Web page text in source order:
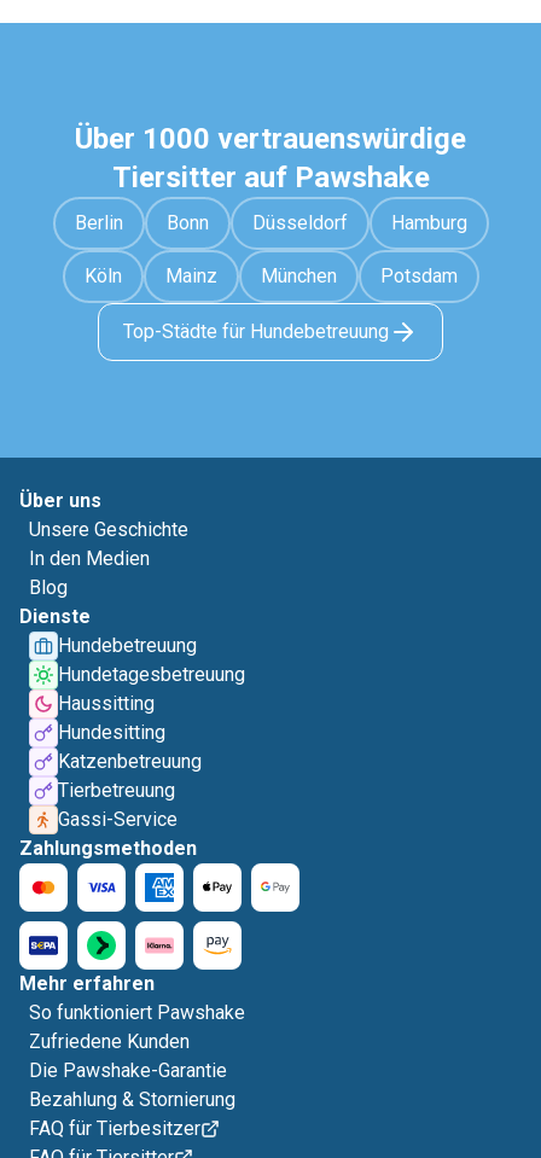
Über 1000 vertrauenswürdige
Tiersitter auf Pawshake
Berlin Bonn Düsseldorf Hamburg
Köln Mainz München Potsdam
Top-Städte für Hundebetreuung
Über uns
Unsere Geschichte
In den Medien
Blog
Dienste
Hundebetreuung
Hundetagesbetreuung
Haussitting
Hundesitting
Katzenbetreuung
Tierbetreuung
Gassi-Service
Zahlungsmethoden
Mehr erfahren
So funktioniert Pawshake
Zufriedene Kunden
Die Pawshake-Garantie
Bezahlung & Stornierung
FAQ für Tierbesitzer